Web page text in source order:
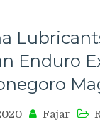
Enduro
Fajar